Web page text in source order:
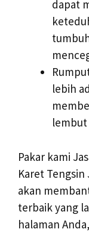
dapat
lebih
Pakar kami
Karet Tengsin
akan
terbaik yang
halaman